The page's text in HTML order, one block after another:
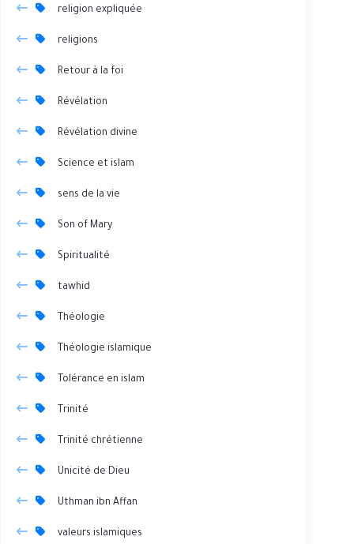
religion expliquée
religions
Retour à la foi
Révélation
Révélation divine
Science et islam
sens de la vie
Son of Mary
Spiritualité
tawhid
Théologie
Théologie islamique
Tolérance en islam
Trinité
Trinité chrétienne
Unicité de Dieu
Uthman ibn Affan
valeurs islamiques